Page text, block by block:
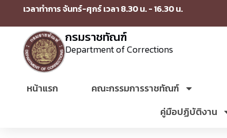
เวลาทำการ จันทร์-ศุกร์ เวลา 8.30 น. - 16.30 น.
กรมราชทัณฑ์
Department of Corrections
หน้าแรก คณะกรรมการราชทัณฑ์
คู่มือปฏิบัติงาน